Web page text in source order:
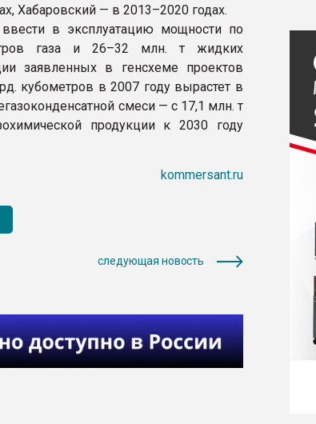
Хабаровский — в 2013–2020 годах.
ввести в эксплуатацию мощности по
газа и 26–32 млн. т жидких
заявленных в генсхеме проектов
кубометров в 2007 году вырастет в
смеси — с 17,1 млн. т
продукции к 2030 году
kommersant.ru
следующая новость